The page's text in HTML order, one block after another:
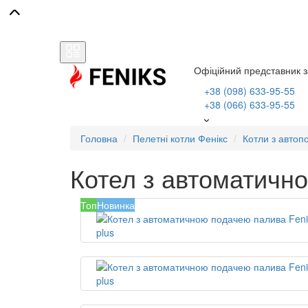
Офіційний представник
+38 (098) 633-95-55
+38 (066) 633-95-55
Головна Пелетні котли Фенікс Котли з
Котел з
ТопНовинка